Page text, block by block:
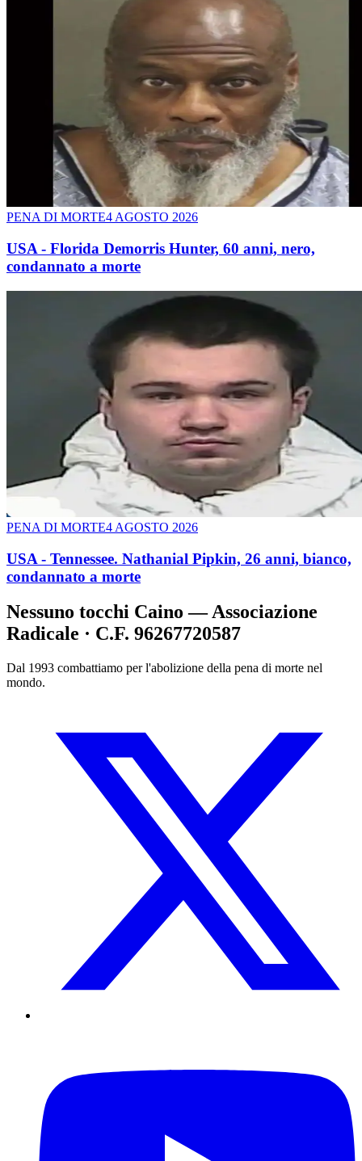
PENA DI MORTE4 AGOSTO 2026
USA - Florida Demorris Hunter, 60 anni, nero,
condannato a morte
PENA DI MORTE4 AGOSTO 2026
USA - Tennessee. Nathanial Pipkin, 26 anni, bianco,
condannato a morte
Nessuno tocchi Caino — Associazione
Radicale · C.F. 96267720587
Dal 1993 combattiamo per l'abolizione della pena di morte nel
mondo.